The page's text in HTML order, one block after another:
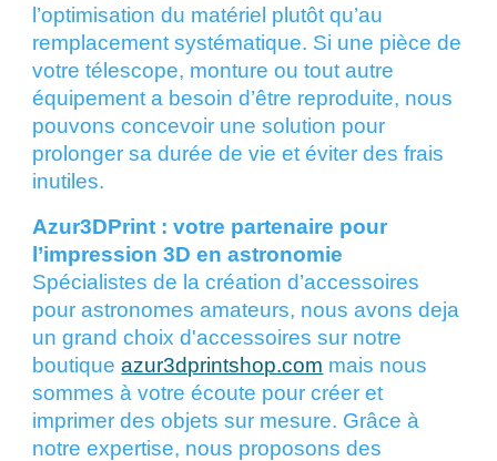
l’optimisation du matériel plutôt qu’au
remplacement systématique. Si une pièce de
votre télescope, monture ou tout autre
équipement a besoin d’être reproduite, nous
pouvons concevoir une solution pour
prolonger sa durée de vie et éviter des frais
inutiles.
Azur3DPrint : votre partenaire pour
l’impression 3D en astronomie
Spécialistes de la création d’accessoires
pour astronomes amateurs, nous avons deja
un grand choix d'accessoires sur notre
boutiqueazur3dprintshop.com mais nous
sommes à votre écoute pour créer et
imprimer des objets sur mesure. Grâce à
notre expertise, nous proposons des